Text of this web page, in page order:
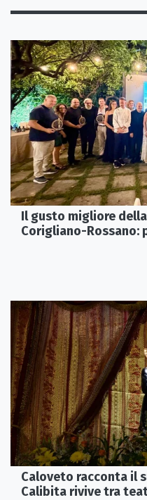
Il gusto migliore
Corigliano-
Caloveto racconta il
Calibita rivive tra